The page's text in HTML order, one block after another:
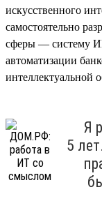
искусственного
самостоятельно
сферы — систему
автоматизации
интеллектуальной
Я
5